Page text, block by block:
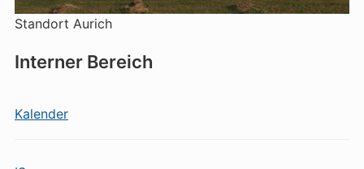
Standort Aurich
Interner Bereich
Kalender